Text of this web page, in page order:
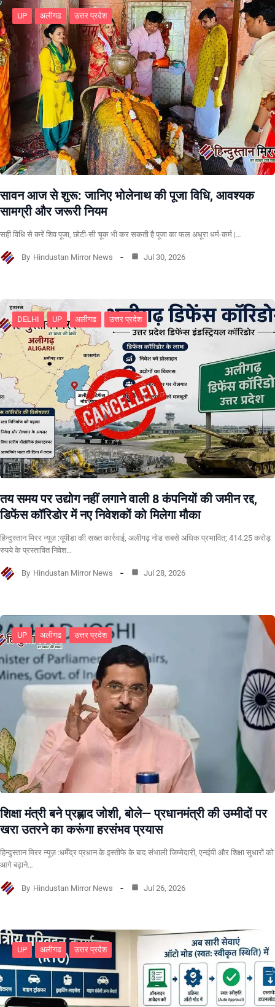
UP अलीगढ उत्तर प्रदेश
सावन आज से शुरू: जानिए भोलेनाथ की पूजा विधि, आवश्यक
सामग्री और जरूरी नियम
सही विधि से करें शिव पूजा, छोटी-सी चूक भी कर सकती है पूजा का फल अधूरा धर्म-कर्म |…
By Hindustan Mirror News Jul 30, 2026
DELHI UP अलीगढ उत्तर प्रदेश
तय समय पर उद्योग नहीं लगाने वाली 8 कंपनियों की जमीन रद्द,
डिफेंस कॉरिडोर में नए निवेशकों को मिलेगा मौका
हिन्दुस्तान मिरर न्यूज़ :यूपीडा की सख्त कार्रवाई, अलीगढ़ नोड सबसे अधिक प्रभावित; 414.25 करोड़
रुपये के प्रस्तावित निवेश…
By Hindustan Mirror News Jul 28, 2026
UP अलीगढ उत्तर प्रदेश
शिक्षा मंत्री बने प्रह्लाद जोशी, बोले— प्रधानमंत्री की उम्मीदों पर
खरा उतरने का करूंगा हरसंभव प्रयास
हिन्दुस्तान मिरर न्यूज़ :धर्मेंद्र प्रधान के इस्तीफे के बाद संभाली जिम्मेदारी, एनईपी और शिक्षा सुधारों को
आगे बढ़ाने…
By Hindustan Mirror News Jul 26, 2026
UP अलीगढ उत्तर प्रदेश